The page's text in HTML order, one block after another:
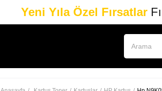
Yeni Yıla Özel Fırsatlar